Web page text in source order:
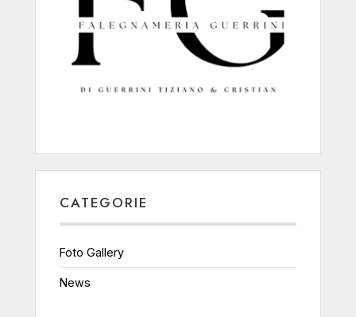
CATEGORIE
Foto Gallery
News